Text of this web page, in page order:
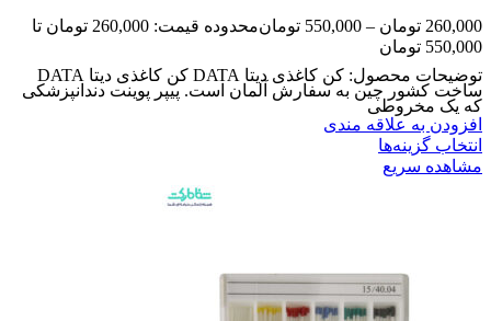
260,000 تومان –
550,000 تومان
محدوده قیمت: 260,000 تومان تا
550,000 تومان
توضیحات محصول: کن کاغذی دیتا DATA کن کاغذی دیتا DATA
ساخت کشور چین به سفارش آلمان است. پیپر پوینت دندانپزشکی
که یک مخروطی
افزودن به علاقه مندی
انتخاب گزینه‌ها
مشاهده سریع